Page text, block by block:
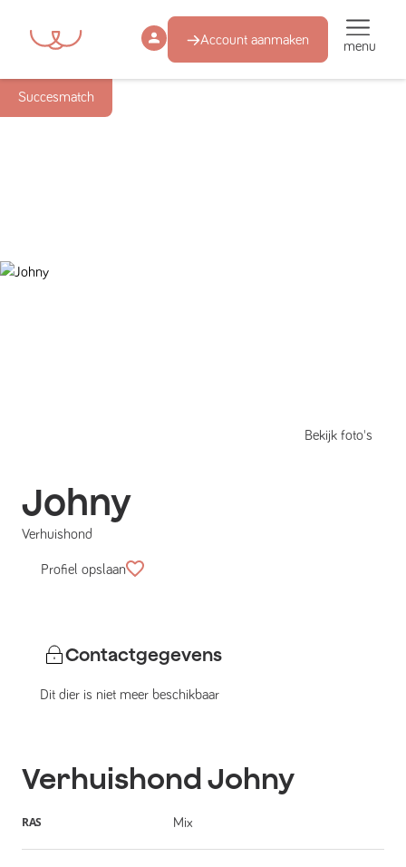
Account aanmaken menu
Succesmatch
Bekijk foto's
Johny
Verhuishond
Profiel opslaan
Contactgegevens
Dit dier is niet meer beschikbaar
VerhuishondJohny
RAS Mix